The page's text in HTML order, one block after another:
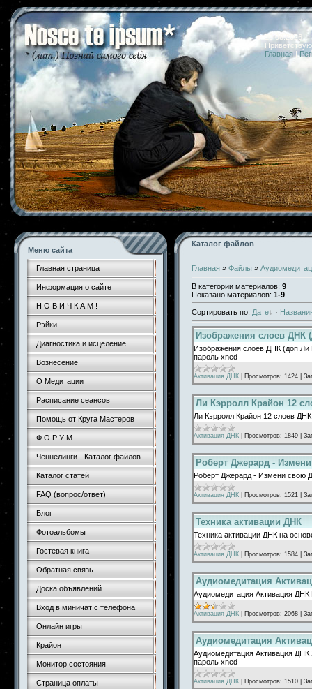
10.08.2026
Главная |
Меню сайта
Главная страница
Информация о сайте
Н О В И Ч К А М !
Рэйки
Диагностика и исцеление
Вознесение
О Медитации
Расписание сеансов
Помощь от Круга Мастеров
Ф О Р У М
Ченнелинги - Каталог файлов
Каталог статей
FAQ (вопрос/ответ)
Блог
Фотоальбомы
Гостевая книга
Обратная связь
Доска объявлений
Вход в миничат с телефона
Онлайн игры
Крайон
Монитор состояния
Страница оплаты
Каталог файлов
Главная » Файлы »
В категории материалов: 9
Показано материалов: 1-9
Сортировать по: Дате ·
Изображения слоев ДНК
Изображения слоев ДНК (доп.Ли
пароль xned
Активация ДНК Просмотров: 1424
Ли Кэрролл Крайон 12
Ли Кэрролл Крайон 12 слоев ДНК
Активация ДНК Просмотров: 1849
Роберт Джерард -
Роберт Джерард - Измени свою
Активация ДНК Просмотров: 1521
Техника активации ДНК
Техника активации ДНК на
Активация ДНК Просмотров: 1584
Аудиомедитация
Аудиомедитация Активация ДНК
Активация ДНК Просмотров: 2068
Аудиомедитация
Аудиомедитация Активация ДНК
пароль xned
Активация ДНК Просмотров: 1510